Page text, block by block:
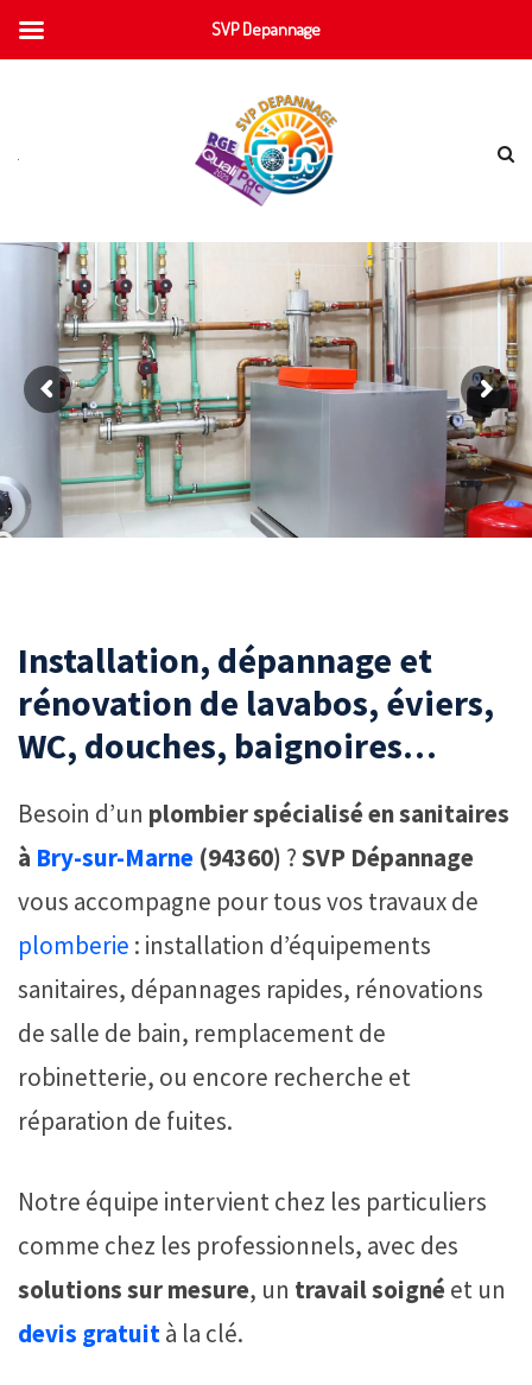
Installation, dépannage et
rénovation de lavabos, éviers,
WC, douches, baignoires…
Besoin d’un plombier spécialisé en sanitaires
à Bry-sur-Marne (94360) ?SVP Dépannage
vous accompagne pour tous vos travaux de
plomberie : installation d’équipements
sanitaires, dépannages rapides, rénovations
de salle de bain, remplacement de
robinetterie, ou encore recherche et
réparation de fuites.
Notre équipe intervient chez les particuliers
comme chez les professionnels, avec des
solutions sur mesure, un travail soignéet un
devis gratuità la clé.
SVP Depannage